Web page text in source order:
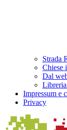
Strada
Chiese
Dal
Impressum e
Privacy